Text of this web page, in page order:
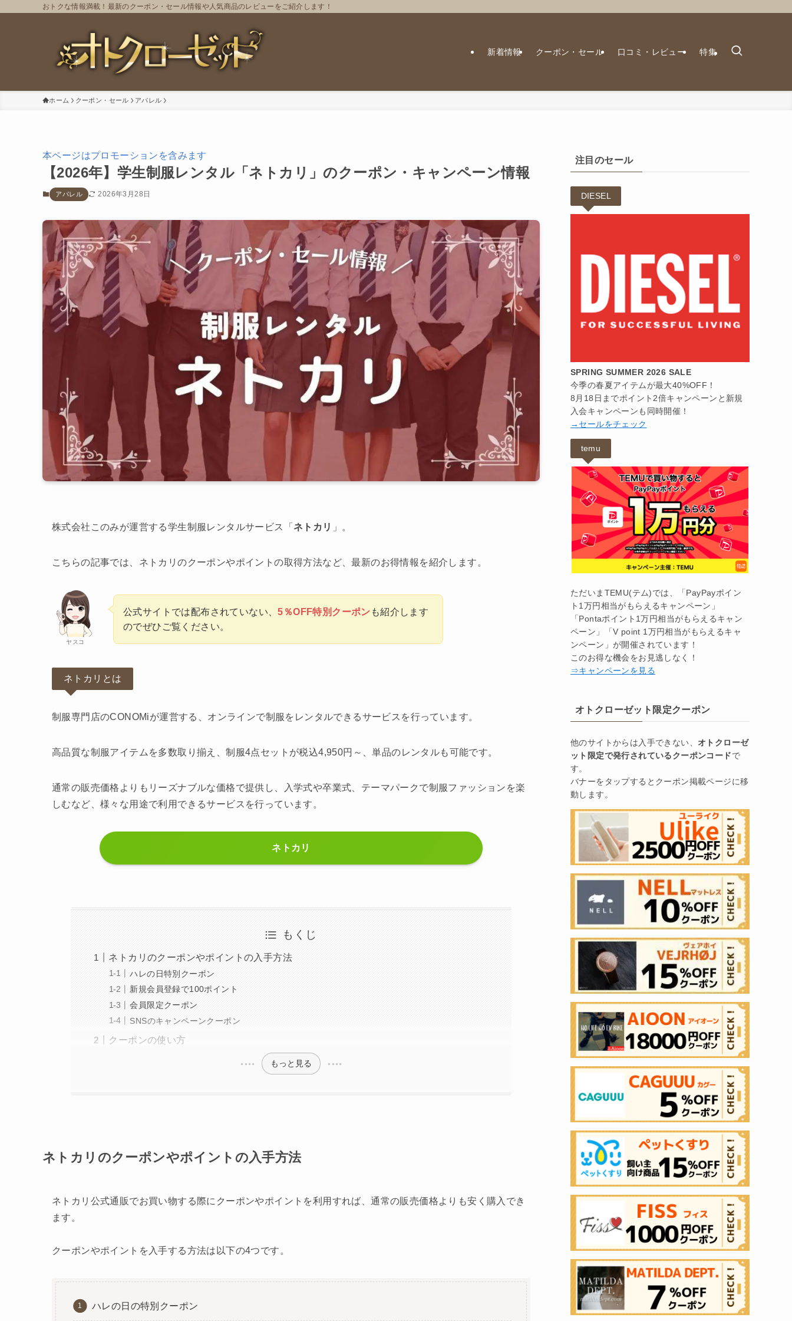
おトクな情報満載！最新のクーポン・セール情報や人気商品のレビューをご紹介します！
新着情報 クーポン・セール 口コミ・レビュー 特集
ホーム クーポン・セール アパレル
本ページはプロモーションを含みます
【2026年】学生制服レンタル「ネトカリ」のクーポン・キャンペーン情報
アパレル 2026年3月28日
株式会社このみが運営する学生制服レンタルサービス「 ネトカリ 」。
こちらの記事では、ネトカリのクーポンやポイントの取得方法など、最新のお得情報を紹介します。
ヤスコ
公式サイトでは配布されていない、5％OFF特別クーポン も紹介します
のでぜひご覧ください。
ネトカリとは
制服専門店のCONOMiが運営する、オンラインで制服をレンタルできるサービスを行っています。
高品質な制服アイテムを多数取り揃え、制服4点セットが税込4,950円～、単品のレンタルも可能です。
通常の販売価格よりもリーズナブルな価格で提供し、入学式や卒業式、テーマパークで制服ファッションを楽
しむなど、様々な用途で利用できるサービスを行っています。
ネトカリ
もくじ
ネトカリのクーポンやポイントの入手方法
ハレの日特別クーポン
新規会員登録で100ポイント
会員限定クーポン
SNSのキャンペーンクーポン
クーポンの使い方
もっと見る
ネトカリのクーポンやポイントの入手方法
ネトカリ公式通販でお買い物する際にクーポンやポイントを利用すれば、通常の販売価格よりも安く購入でき
ます。
クーポンやポイントを入手する方法は以下の4つです。
ハレの日の特別クーポン
注目のセール
DIESEL
SPRING SUMMER 2026 SALE
今季の春夏アイテムが最大40%OFF！
8月18日までポイント2倍キャンペーンと新規
入会キャンペーンも同時開催！
→セールをチェック
temu
ただいまTEMU(テム)では、「PayPayポイン
ト1万円相当がもらえるキャンペーン」
「Pontaポイント1万円相当がもらえるキャン
ペーン」「V point 1万円相当がもらえるキャ
ンペーン」が開催されています！
このお得な機会をお見逃しなく！
⇒キャンペーンを見る
オトクローゼット限定クーポン
他のサイトからは入手できない、 オトクローゼ
ット限定で発行されているクーポンコードで
す。
バナーをタップするとクーポン掲載ページに移
動します。